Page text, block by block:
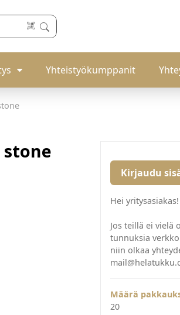
Yhteistyökumppanit
stone
Kirjaudu
Hei yritysasiakas!
Jos teillä ei vielä
tunnuksia
niin olkaa
Määrä
20